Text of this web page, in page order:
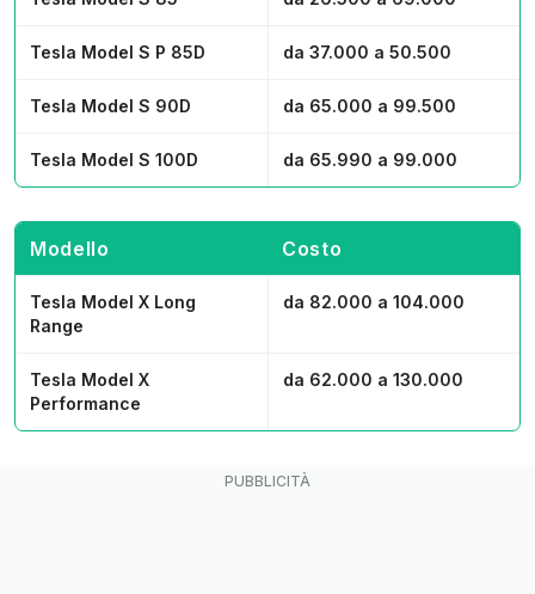
Tesla Model S P 85D da 37.000 a 50.500
Tesla Model S 90D da 65.000 a 99.500
Tesla Model S 100D da 65.990 a 99.000
Modello Costo
Tesla Model X Long
Range
da 82.000 a 104.000
Tesla Model X
Performance
da 62.000 a 130.000